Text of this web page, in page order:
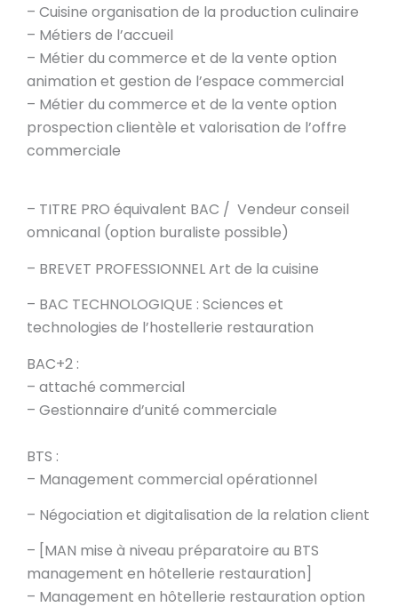
– Cuisine organisation de la production culinaire
– Métiers de l’accueil
– Métier du commerce et de la vente option
animation et gestion de l’espace commercial
– Métier du commerce et de la vente option
prospection clientèle et valorisation de l’offre
commerciale
– TITRE PRO équivalent BAC / Vendeur conseil
omnicanal (option buraliste possible)
– BREVET PROFESSIONNEL Art de la cuisine
– BAC TECHNOLOGIQUE : Sciences et
technologies de l’hostellerie restauration
BAC+2 :
– attaché commercial
– Gestionnaire d’unité commerciale
BTS :
– Management commercial opérationnel
– Négociation et digitalisation de la relation client
– [MAN mise à niveau préparatoire au BTS
management en hôtellerie restauration]
– Management en hôtellerie restauration option